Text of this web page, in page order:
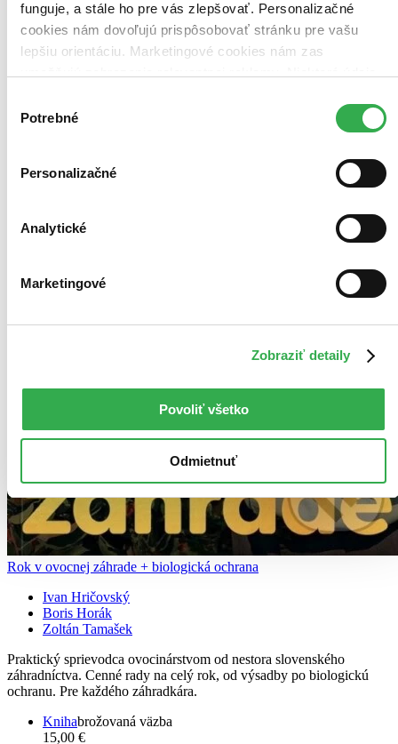
funguje, a stále ho pre vás zlepšovať. Personalizačné
cookies nám dovoľujú prispôsobovať stránku pre vašu
lepšiu orientáciu. Marketingové cookies nám zas
keby sme mohli používať všetky tieto cookies. Ďakujeme!
súhlasu
Potrebné
Personalizačné
Analytické
Marketingové
Zobraziť detaily
Povoliť všetko
Odmietnuť
Rok v ovocnej záhrade + biologická ochrana
Ivan Hričovský
Boris Horák
Zoltán Tamašek
Praktický sprievodca ovocinárstvom od nestora slovenského
záhradníctva. Cenné rady na celý rok, od výsadby po biologickú
ochranu. Pre každého záhradkára.
Knihabrožovaná väzba
15,00 €